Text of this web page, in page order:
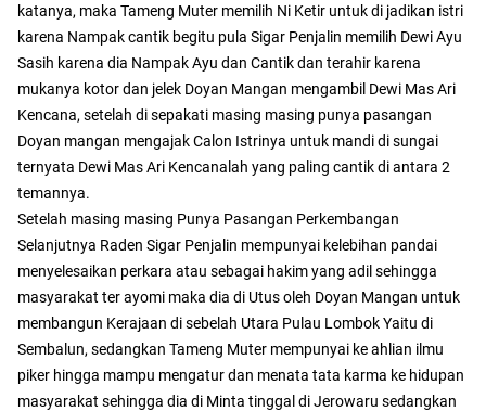
katanya, maka Tameng Muter memilih Ni Ketir untuk di jadikan istri
karena Nampak cantik begitu pula Sigar Penjalin memilih Dewi Ayu
Sasih karena dia Nampak Ayu dan Cantik dan terahir karena
mukanya kotor dan jelek Doyan Mangan mengambil Dewi Mas Ari
Kencana, setelah di sepakati masing masing punya pasangan
Doyan mangan mengajak Calon Istrinya untuk mandi di sungai
ternyata Dewi Mas Ari Kencanalah yang paling cantik di antara 2
temannya.
Setelah masing masing Punya Pasangan Perkembangan
Selanjutnya Raden Sigar Penjalin mempunyai kelebihan pandai
menyelesaikan perkara atau sebagai hakim yang adil sehingga
masyarakat ter ayomi maka dia di Utus oleh Doyan Mangan untuk
membangun Kerajaan di sebelah Utara Pulau Lombok Yaitu di
Sembalun, sedangkan Tameng Muter mempunyai ke ahlian ilmu
piker hingga mampu mengatur dan menata tata karma ke hidupan
masyarakat sehingga dia di Minta tinggal di Jerowaru sedangkan